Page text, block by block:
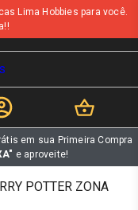
Lima Hobbies para você.
em sua Primeira Compra
e aproveite!
POTTER ZONA